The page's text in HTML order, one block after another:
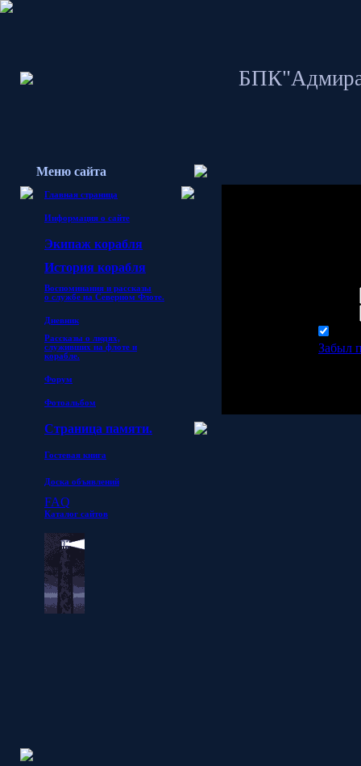
Меню сайта
Главная страница
Информация о сайте
Экипаж корабля
История корабля
Воспоминания и рассказы
о службе на Северном Флоте.
Дневник
Рассказы о людях,
служивших на флоте и
корабле.
Форум
Фотоальбом
Страница памяти.
Гостевая книга
Доска объявлений
FAQ
Каталог сайтов
Забыл